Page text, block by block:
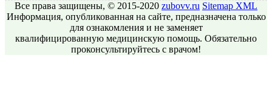
Все права защищены, © 2015-2020 zubovv.ru Sitemap XML
Информация, опубликованная на сайте, предназначена только
для ознакомления и не заменяет
квалифицированную медицинскую помощь. Обязательно
проконсультируйтесь с врачом!